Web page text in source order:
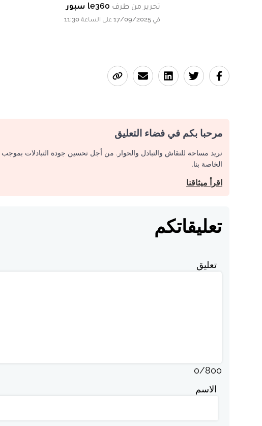
تحرير من طرف le360 سبور
في 17/09/2025 على الساعة 11:30
مرحبا بكم في فضاء التعليق
نريد مساحة للنقاش والتبادل والحوار. من أجل تحسين جودة التبادلات
الخاصة بنا.
اقرأ ميثاقنا
تعليقاتكم
تعليق
0/800
الاسم